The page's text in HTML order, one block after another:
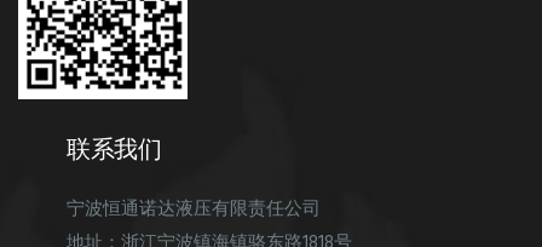
联系我们
宁波恒通诺达液压有限责任公司